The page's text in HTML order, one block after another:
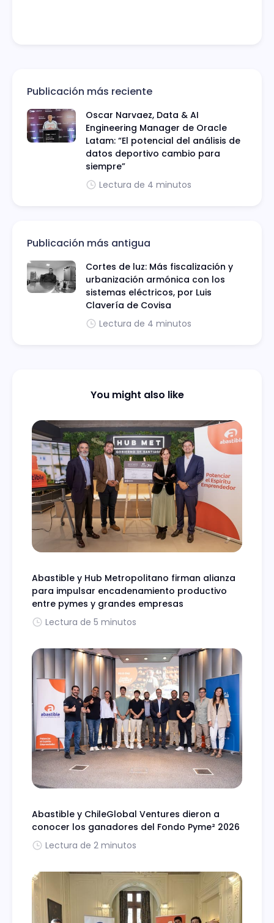
Publicación más reciente
Oscar Narvaez, Data & AI
Engineering Manager de Oracle
Latam: “El potencial del análisis de
datos deportivo cambio para
siempre”
Lectura de 4 minutos
Publicación más antigua
Cortes de luz: Más fiscalización y
urbanización armónica con los
sistemas eléctricos, por Luis
Clavería de Covisa
Lectura de 4 minutos
You might also like
Abastible y Hub Metropolitano firman alianza
para impulsar encadenamiento productivo
entre pymes y grandes empresas
Lectura de 5 minutos
Abastible y ChileGlobal Ventures dieron a
conocer los ganadores del Fondo Pyme² 2026
Lectura de 2 minutos